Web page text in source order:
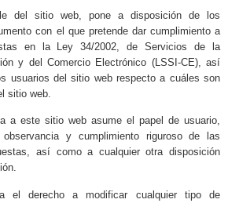
del sitio web, pone a disposición de los
con el que pretende dar cumplimiento a
en la Ley 34/2002, de Servicios de la
y del Comercio Electrónico (LSSI-CE), así
usuarios del sitio web respecto a cuáles son
sitio web.
a este sitio web asume el papel de usuario,
y cumplimiento riguroso de las
así como a cualquier otra disposición
el derecho a modificar cualquier tipo de